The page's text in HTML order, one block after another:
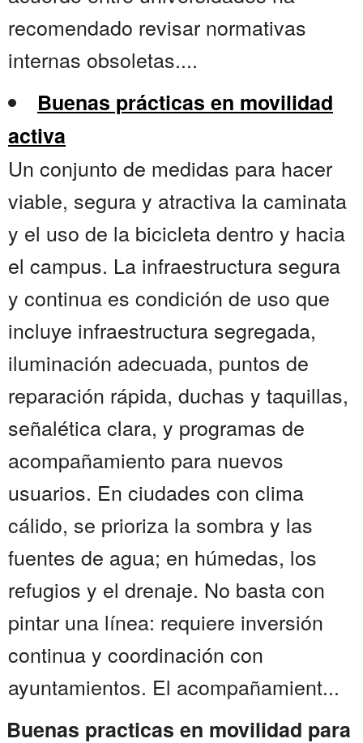
recomendado revisar normativas
internas obsoletas....
Buenas prácticas en movilidad
activa
Un conjunto de medidas para hacer
viable, segura y atractiva la caminata
y el uso de la bicicleta dentro y hacia
el campus. La infraestructura segura
y continua es condición de uso que
incluye infraestructura segregada,
iluminación adecuada, puntos de
reparación rápida, duchas y taquillas,
señalética clara, y programas de
acompañamiento para nuevos
usuarios. En ciudades con clima
cálido, se prioriza la sombra y las
fuentes de agua; en húmedas, los
refugios y el drenaje. No basta con
pintar una línea: requiere inversión
continua y coordinación con
ayuntamientos. El acompañamient...
Buenas practicas en movilidad para